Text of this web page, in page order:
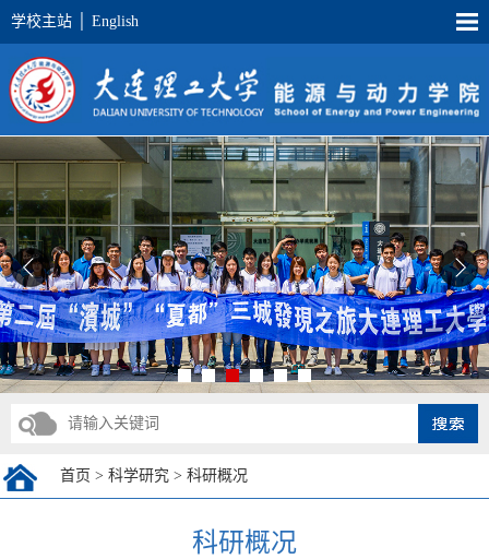
学校主站 English
首页 > 科学研究 > 科研概况
科研概况